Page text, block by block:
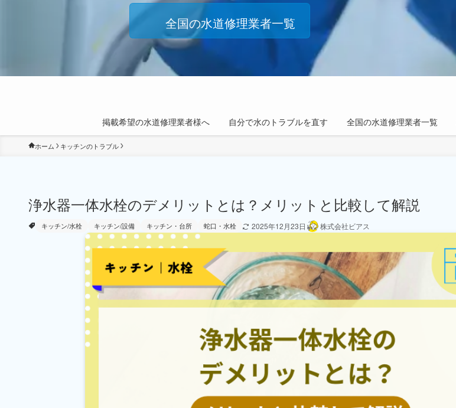
掲載希望の水道修理業者様へ 自分で水のトラブルを直す 全国の水道修理業者一覧
全国の水道修理業者一覧
ホーム キッチンのトラブル
浄水器一体水栓のデメリットとは？メリットと比較して解説
キッチン/水栓 キッチン/設備 キッチン・台所 蛇口・水栓 2025年12月23日 株式会社ビアス